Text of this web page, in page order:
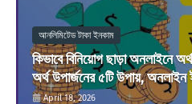
আনলিমিটেড টাকা ইনকাম
কিভাবে বিনিয়োগ ছাড়া অনলাইনে
অর্থ উপার্জনের ৫টি উপায়, অনলাইন
April 18, 2026